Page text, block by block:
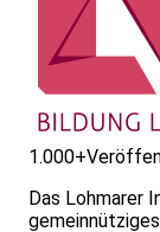
1.000+
Das Lohmarer